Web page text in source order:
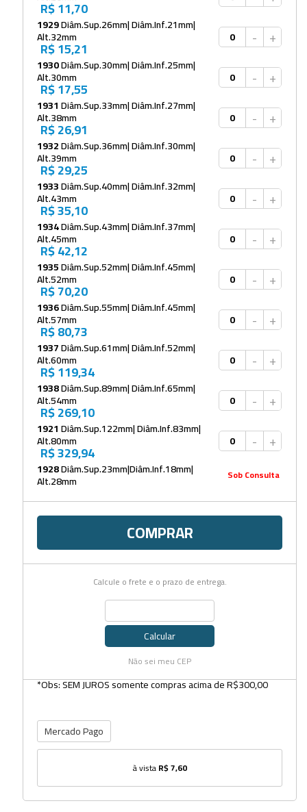
R$ 11,70
1929Diâm.Sup.26mm| Diâm.Inf.21mm|
Alt.32mm
R$ 15,21
- +
1930Diâm.Sup.30mm| Diâm.Inf.25mm|
Alt.30mm
R$ 17,55
- +
1931Diâm.Sup.33mm| Diâm.Inf.27mm|
Alt.38mm
R$ 26,91
- +
1932Diâm.Sup.36mm| Diâm.Inf.30mm|
Alt.39mm
R$ 29,25
- +
1933Diâm.Sup.40mm| Diâm.Inf.32mm|
Alt.43mm
R$ 35,10
- +
1934Diâm.Sup.43mm| Diâm.Inf.37mm|
Alt.45mm
R$ 42,12
- +
1935Diâm.Sup.52mm| Diâm.Inf.45mm|
Alt.52mm
R$ 70,20
- +
1936Diâm.Sup.55mm| Diâm.Inf.45mm|
Alt.57mm
R$ 80,73
- +
1937Diâm.Sup.61mm| Diâm.Inf.52mm|
Alt.60mm
R$ 119,34
- +
1938Diâm.Sup.89mm| Diâm.Inf.65mm|
Alt.54mm
R$ 269,10
- +
1921Diâm.Sup.122mm| Diâm.Inf.83mm|
Alt.80mm
R$ 329,94
- +
1928Diâm.Sup.23mm|Diâm.Inf.18mm|
Alt.28mm Sob Consulta
COMPRAR
Calcule o frete e o prazo de entrega.
Calcular
Não sei meu CEP
*Obs: SEM JUROS somente compras acima de R$300,00
Mercado Pago
à vistaR$ 7,60